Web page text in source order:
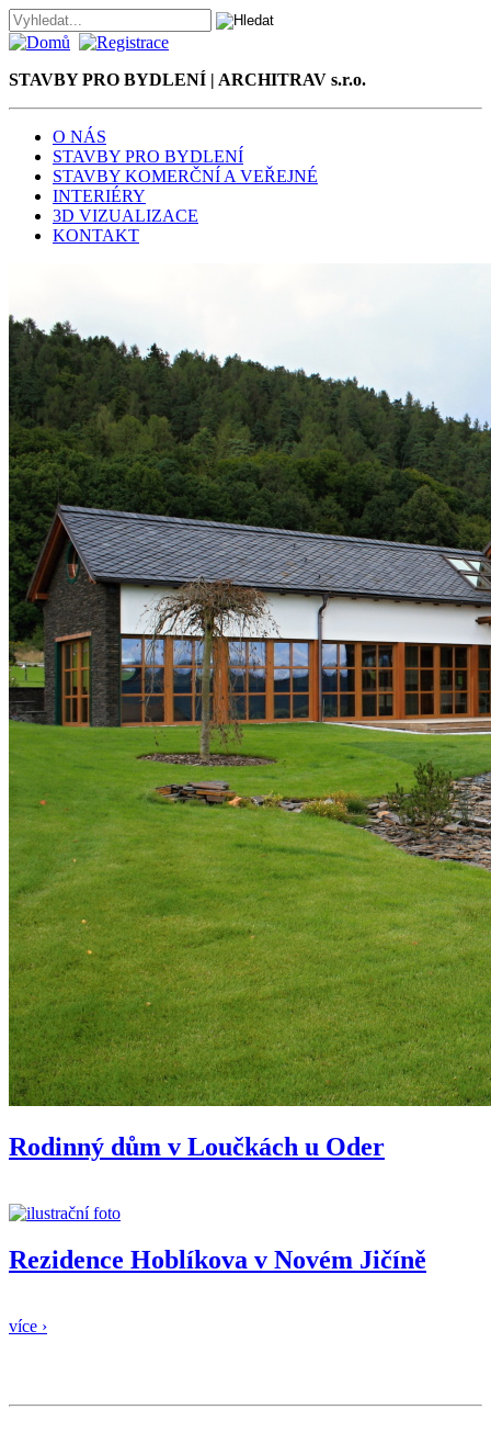
STAVBY PRO BYDLENÍ | ARCHITRAV s.r.o.
O NÁS
STAVBY PRO BYDLENÍ
STAVBY KOMERČNÍ A VEŘEJNÉ
INTERIÉRY
3D VIZUALIZACE
KONTAKT
Rodinný dům v Loučkách u Oder
Rezidence Hoblíkova v Novém Jičíně
více ›